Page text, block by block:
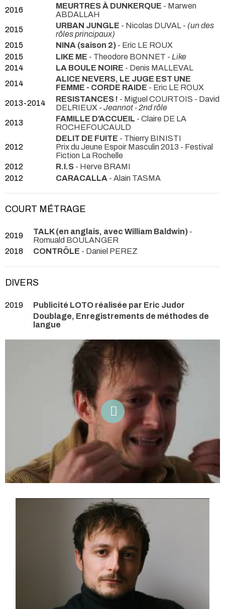
2016 MEURTRES À DUNKERQUE - Marwen
ABDALLAH
2015
URBAN JUNGLE - Nicolas DUVAL - (un des
rôles principaux)
2015
NINA (saison 2) - Eric LE ROUX
2015
LIKE ME - Theodore BONNET - Like
2014
LA BOULE NOIRE - Denis MALLEVAL
2014
ALICE NEVERS, LE JUGE EST UNE
FEMME - CORDE RAIDE - Eric LE ROUX
2013-2014
RESISTANCES ! - Miguel COURTOIS - David
DELRIEUX - Jeannot - 2nd rôle
2013
FAMILLE D'ACCUEIL - Claire DE LA
ROCHEFOUCAULD
2012
DELIT DE FUITE - Thierry BINISTI
Prix du Jeune Espoir Masculin 2013 - Festival
Fiction La Rochelle
2012
R.I.S - Herve BRAMI
2012
CARACALLA - Alain TASMA
COURT MÉTRAGE
2019 TALK (en anglais, avec William Baldwin) -
Romuald BOULANGER
2018
CONTRÔLE - Daniel PEREZ
DIVERS
2019
Publicité LOTO réalisée par Eric Judor
Doublage, Enregistrements de méthodes de
langue